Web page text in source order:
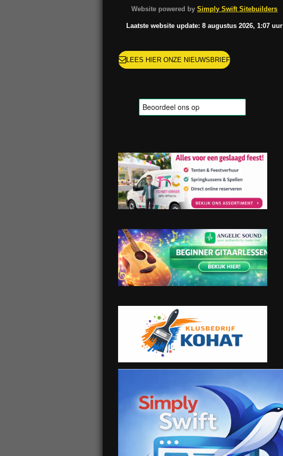
o
g
m
k
r
e
t
b
e
A
p
p
Website powered bySimply Swift Sitebuilders
Laatste website update: 8 augustus 2026, 1:07uur
LEES HIER ONZE NIEUWSBRIEF